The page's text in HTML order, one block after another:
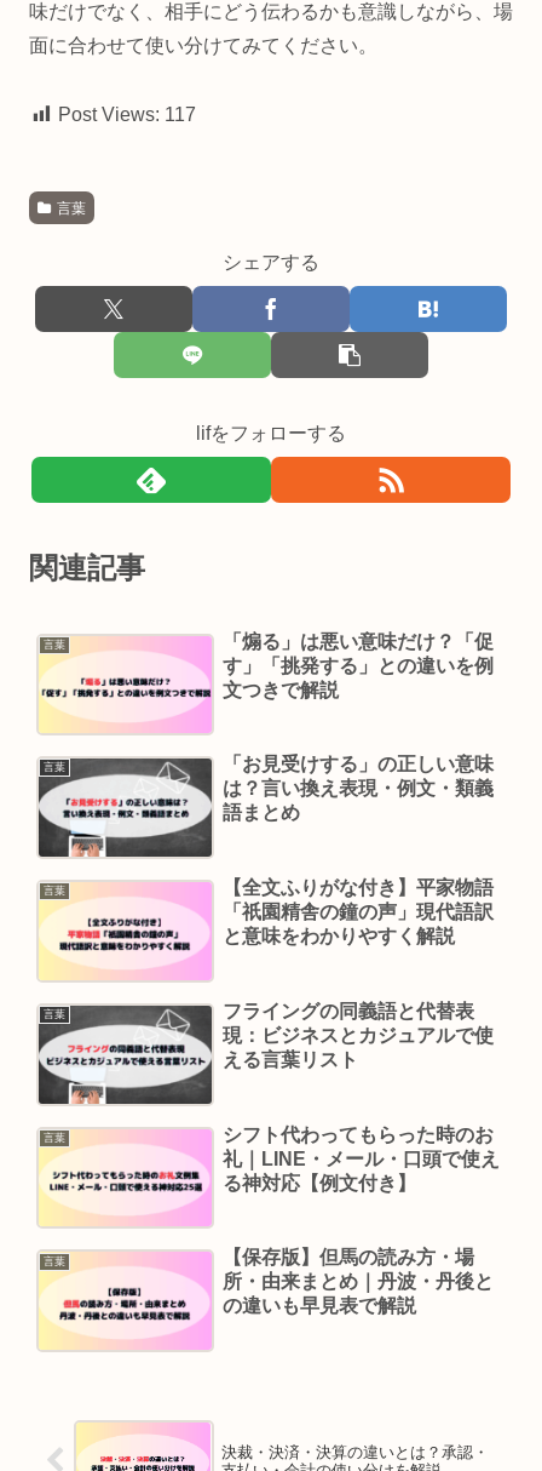
味だけでなく、相手にどう伝わるかも意識しながら、場
面に合わせて使い分けてみてください。
Post Views: 117
言葉
シェアする
lifをフォローする
関連記事
言葉
「煽る」は悪い意味だけ？「促
す」「挑発する」との違いを例
文つきで解説
言葉
「お見受けする」の正しい意味
は？言い換え表現・例文・類義
語まとめ
言葉
【全文ふりがな付き】平家物語
「祇園精舎の鐘の声」現代語訳
と意味をわかりやすく解説
言葉
フライングの同義語と代替表
現：ビジネスとカジュアルで使
える言葉リスト
言葉
シフト代わってもらった時のお
礼｜LINE・メール・口頭で使え
る神対応【例文付き】
言葉
【保存版】但馬の読み方・場
所・由来まとめ｜丹波・丹後と
の違いも早見表で解説
決裁・決済・決算の違いとは？承認・